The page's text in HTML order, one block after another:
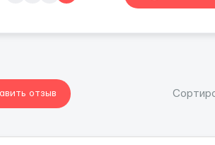
отзыв